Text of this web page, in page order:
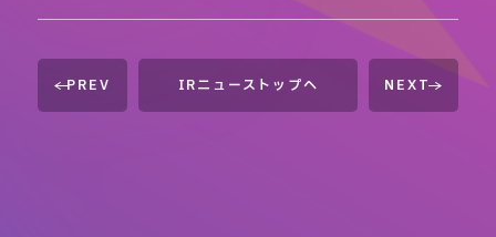
PREV IRニューストップへ NEXT